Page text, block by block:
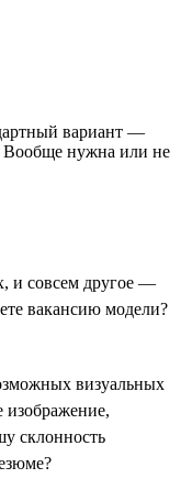
вариант —
Вообще нужна или не
и совсем другое —
вакансию модели?
визуальных
изображение,
склонность